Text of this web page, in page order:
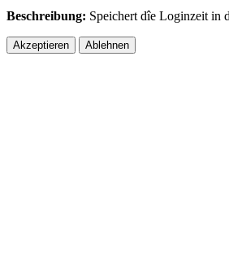
Beschreibung: Speichert dîe Loginzeit in
Akzeptieren Ablehnen